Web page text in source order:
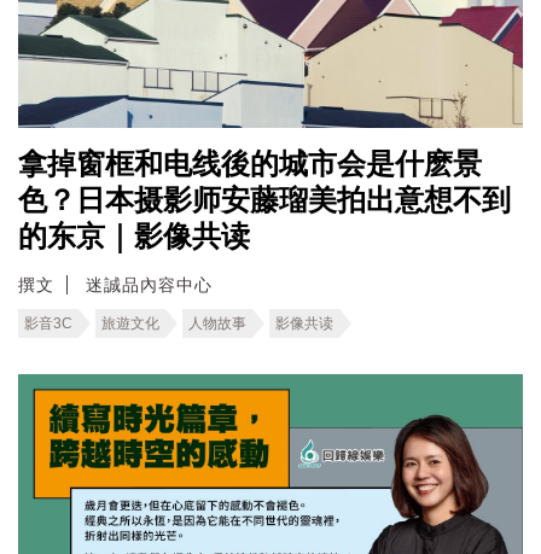
拿掉窗框和电线後的城市会是什麽景
色？日本摄影师安藤瑠美拍出意想不到
的东京｜影像共读
撰文 迷誠品內容中心
影音3C 旅遊文化 人物故事 影像共读